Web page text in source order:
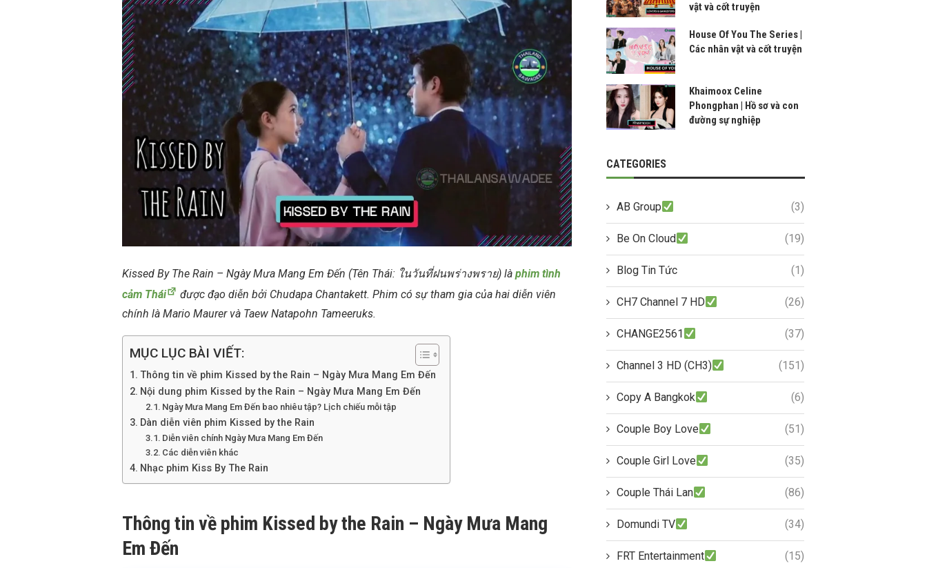
Kissed By The Rain – Ngày Mưa Mang Em Đến (Tên Thái: ในวันที่ฝนพร่างพราย) là phim tình
cảm Thái
được đạo diễn bởi Chudapa Chantakett. Phim có sự tham gia của hai diễn viên
chính là Mario Maurer và Taew Natapohn Tameeruks.
MỤC LỤC BÀI VIẾT:
Thông tin về phim Kissed by the Rain – Ngày Mưa Mang Em Đến
Nội dung phim Kissed by the Rain – Ngày Mưa Mang Em Đến
Ngày Mưa Mang Em Đến bao nhiêu tập? Lịch chiếu mỗi tập
Dàn diễn viên phim Kissed by the Rain
Diễn viên chính Ngày Mưa Mang Em Đến
Các diễn viên khác
Nhạc phim Kiss By The Rain
Thông tin về phim Kissed by the Rain – Ngày Mưa Mang
Em Đến
vật và cốt truyện
House Of You The Series |
Các nhân vật và cốt truyện
Khaimoox Celine
Phongphan | Hồ sơ và con
đường sự nghiệp
CATEGORIES
AB Group (3)
Be On Cloud (19)
Blog Tin Tức (1)
CH7 Channel 7 HD (26)
CHANGE2561 (37)
Channel 3 HD (CH3) (151)
Copy A Bangkok (6)
Couple Boy Love (51)
Couple Girl Love (35)
Couple Thái Lan (86)
Domundi TV (34)
FRT Entertainment (15)